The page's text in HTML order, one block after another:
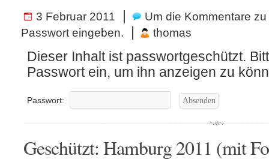
3 Februar 2011 |
Um die Kommentare
Passwort eingeben.
| thomas
Dieser Inhalt ist passwortgeschützt.
Passwort ein, um ihn anzeigen zu
Passwort:
Geschützt: Hamburg 2011 (mit